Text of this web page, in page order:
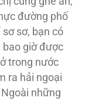
đường phố
sơ, bạn có
bao giờ được
trong nước
ra hải ngoại
những